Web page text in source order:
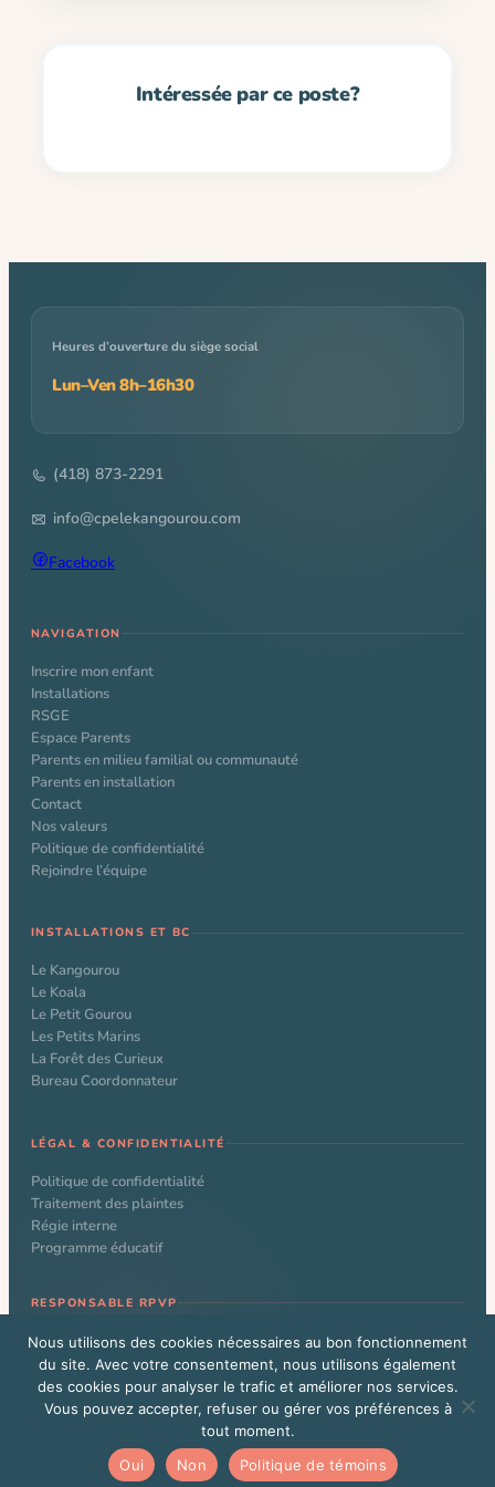
Heures d’ouverture du siège social
Lun–Ven 8h–16h30
(418) 873-2291
info@cpelekangourou.com
Facebook
NAVIGATION
Inscrire mon enfant
Installations
RSGE
Espace Parents
Parents en milieu familial ou communauté
Parents en installation
Contact
Nos valeurs
Politique de confidentialité
Rejoindre l’équipe
INSTALLATIONS ET BC
Le Kangourou
Le Koala
Le Petit Gourou
Les Petits Marins
La Forêt des Curieux
Bureau Coordonnateur
LÉGAL & CONFIDENTIALITÉ
Politique de confidentialité
Traitement des plaintes
Régie interne
Programme éducatif
RESPONSABLE RPVP
© 2026 CPE Le Kangourou. Tous droits réservés. Site web conçu par
Alexandre Beauchamp
Vous êtes un administrateur WordPress?Cliquez ici
Nous utilisons des cookies nécessaires au bon fonctionnement
du site. Avec votre consentement, nous utilisons également
des cookies pour analyser le trafic et améliorer nos services.
Vous pouvez accepter, refuser ou gérer vos préférences à
tout moment.
Oui
Non Politique de témoins